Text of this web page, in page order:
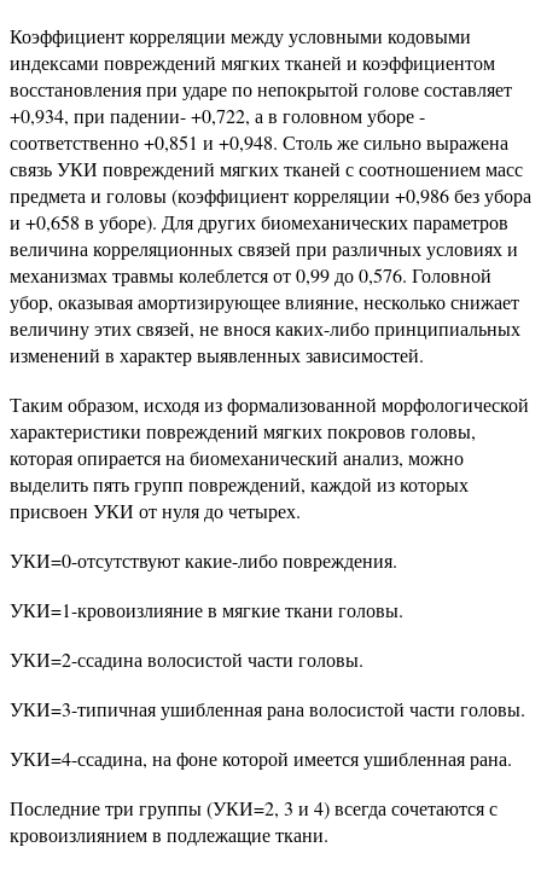
Коэффициент корреляции между условными кодовыми
индексами повреждений мягких тканей и коэффициентом
восстановления при ударе по непокрытой голове составляет
+0,934, при падении- +0,722, а в головном уборе -
соответственно +0,851 и +0,948. Столь же сильно выражена
связь УКИ повреждений мягких тканей с соотношением масс
предмета и головы (коэффициент корреляции +0,986 без убора
и +0,658 в уборе). Для других биомеханических параметров
величина корреляционных связей при различных условиях и
механизмах травмы колеблется от 0,99 до 0,576. Головной
убор, оказывая амортизирующее влияние, несколько снижает
величину этих связей, не внося каких-либо принципиальных
изменений в характер выявленных зависимостей.
Таким образом, исходя из формализованной морфологической
характеристики повреждений мягких покровов головы,
которая опирается на биомеханический анализ, можно
выделить пять групп повреждений, каждой из которых
присвоен УКИ от нуля до четырех.
УКИ=0-отсутствуют какие-либо повреждения.
УКИ=1-кровоизлияние в мягкие ткани головы.
УКИ=2-ссадина волосистой части головы.
УКИ=3-типичная ушибленная рана волосистой части головы.
УКИ=4-ссадина, на фоне которой имеется ушибленная рана.
Последние три группы (УКИ=2, 3 и 4) всегда сочетаются с
кровоизлиянием в подлежащие ткани.